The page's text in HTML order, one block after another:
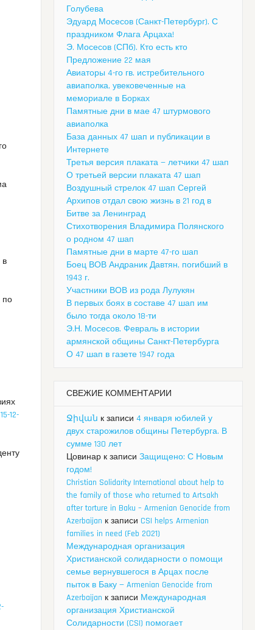
в
по
12-
Голубева
Эдуард Мосесов (Санкт-Петербург). С
праздником Флага Арцаха!
Э. Мосесов (СПб). Кто есть кто
Предложение 22 мая
Авиаторы 4-го гв. истребительного
авиаполка, увековеченные на
мемориале в Борках
Памятные дни в мае 47 штурмового
авиаполка
База данных 47 шап и публикации в
Интернете
Третья версия плаката — летчики 47 шап
О третьей версии плаката 47 шап
Воздушный стрелок 47 шап Сергей
Архипов отдал свою жизнь в 21 год в
Битве за Ленинград
Стихотворения Владимира Полянского
о родном 47 шап
Памятные дни в марте 47-го шап
Боец ВОВ Андраник Давтян, погибший в
1943 г.
Участники ВОВ из рода Лулукян
В первых боях в составе 47 шап им
было тогда около 18-ти
Э.Н. Мосесов. Февраль в истории
армянской общины Санкт-Петербурга
О 47 шап в газете 1947 года
СВЕЖИЕ КОММЕНТАРИИ
Ջիվան к записи 4 января юбилей у
двух старожилов общины Петербурга. В
сумме 130 лет
Цовинар к записи Защищено: С Новым
годом!
Christian Solidarity International about help to
the family of those who returned to Artsakh
after torture in Baku – Armenian Genocide from
Azerbaijan к записи CSI helps Armenian
families in need (Feb 2021)
Международная организация
Христианской солидарности о помощи
семье вернувшегося в Арцах после
пыток в Баку — Armenian Genocide from
Azerbaijan к записи Международная
организация Христианской
Солидарности (CSI) помогает